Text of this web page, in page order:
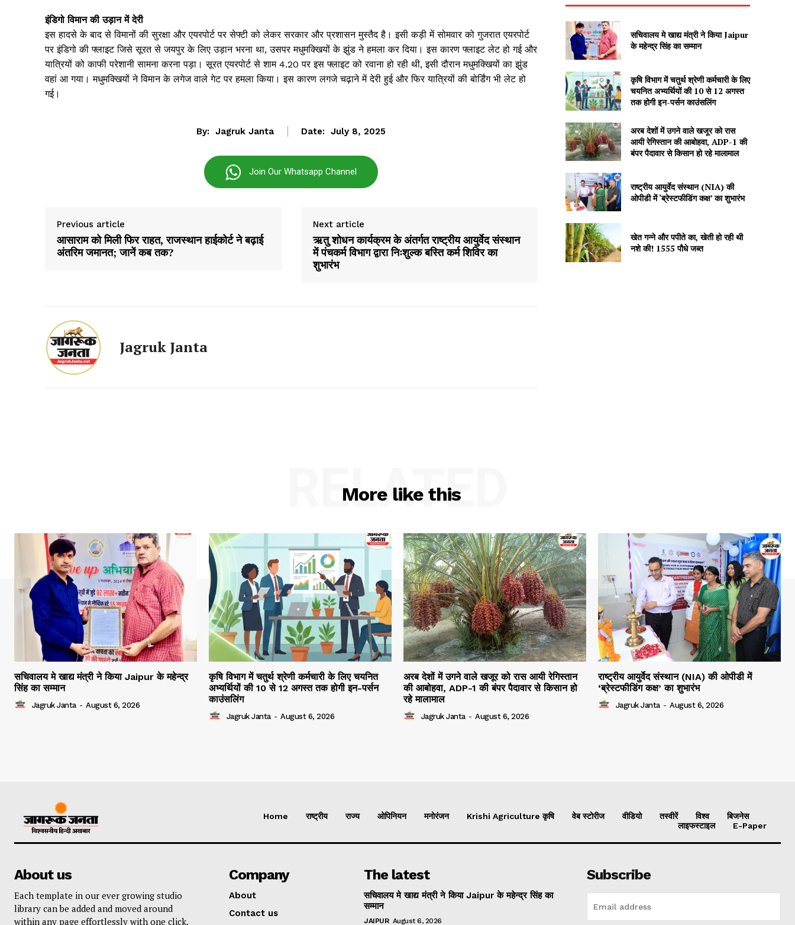
Akhbaar
My account
इंडिगो विमान की उड़ान में देरी
इस हादसे के बाद से विमानों की सुरक्षा और एयरपोर्ट पर सेफ्टी को लेकर सरकार और प्रशासन मुस्तैद है। इसी कड़ी में सोमवार को गुजरात एयरपोर्ट
पर इंडिगो की फ्लाइट जिसे सूरत से जयपुर के लिए उड़ान भरना था, उसपर मधुमक्खियों के झुंड ने हमला कर दिया। इस कारण फ्लाइट लेट हो गई और
यात्रियों को काफी परेशानी सामना करना पड़ा। सूरत एयरपोर्ट से शाम 4.20 पर इस फ्लाइट को रवाना हो रही थी, इसी दौरान मधुमक्खियों का झुंड
वहां आ गया। मधुमक्खियों ने विमान के लगेज वाले गेट पर हमला किया। इस कारण लगजे चढ़ाने में देरी हुई और फिर यात्रियों की बोर्डिंग भी लेट हो
गई।
By: Jagruk Janta Date: July 8, 2025
Join Our Whatsapp Channel
Previous article
आसाराम को मिली फिर राहत, राजस्थान हाईकोर्ट ने बढ़ाई
अंतरिम जमानत; जानें कब तक?
Next article
ऋतु शोधन कार्यक्रम के अंतर्गत राष्ट्रीय आयुर्वेद संस्थान
में पंचकर्म विभाग द्वारा निःशुल्क बस्ति कर्म शिविर का
शुभारंभ
Jagruk Janta
सचिवालय मे खाद्य मंत्री ने किया Jaipur
के महेन्द्र सिंह का सम्मान
कृषि विभाग में चतुर्थ श्रेणी कर्मचारी के लिए
चयनित अभ्यर्थियों की 10 से 12 अगस्त
तक होगी इन-पर्सन काउंसलिंग
अरब देशों में उगने वाले खजूर को रास
आयी रेगिस्तान की आबोहवा, ADP-1 की
बंपर पैदावार से किसान हो रहे मालामाल
राष्ट्रीय आयुर्वेद संस्थान (NIA) की
ओपीडी में ‘ब्रेस्टफीडिंग कक्ष’ का शुभारंभ
खेत गन्ने और पपीते का, खेती हो रही थी
नशे की! 1555 पौधे जब्त
More like this
RELATED
सचिवालय मे खाद्य मंत्री ने किया Jaipur के महेन्द्र
सिंह का सम्मान
Jagruk Janta - August 6, 2026
कृषि विभाग में चतुर्थ श्रेणी कर्मचारी के लिए चयनित
अभ्यर्थियों की 10 से 12 अगस्त तक होगी इन-पर्सन
काउंसलिंग
Jagruk Janta - August 6, 2026
अरब देशों में उगने वाले खजूर को रास आयी रेगिस्तान
की आबोहवा, ADP-1 की बंपर पैदावार से किसान हो
रहे मालामाल
Jagruk Janta - August 6, 2026
राष्ट्रीय आयुर्वेद संस्थान (NIA) की ओपीडी में
‘ब्रेस्टफीडिंग कक्ष’ का शुभारंभ
Jagruk Janta - August 6, 2026
Home राष्ट्रीय राज्य ओपिनियन मनोरंजन Krishi Agriculture कृषि वेब स्टोरीज वीडियो तस्वीरें विश्व
बिजनेस
लाइफस्टाइल
E-Paper
About us
Each template in our ever growing studio
library can be added and moved around
within any page effortlessly with one click.
Company
About
Contact us
The latest
सचिवालय मे खाद्य मंत्री ने किया Jaipur के महेन्द्र सिंह का
सम्मान
JAIPUR August 6, 2026
Subscribe